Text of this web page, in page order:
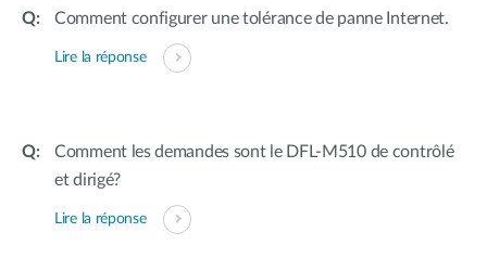
Comment configurer une tolérance de panne Internet.
Lire la réponse
Comment les demandes sont le DFL-M510 de contrôlé
et dirigé?
Lire la réponse